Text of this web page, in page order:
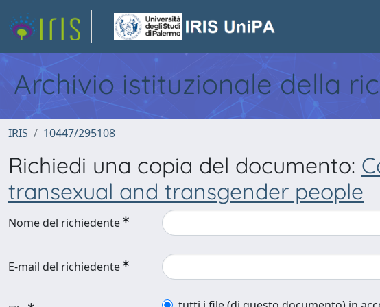
Archivio istituzionale della
IRIS 10447/295108
Richiedi una copia del documento:
transexual and transgender people
Nome del richiedente
E-mail del richiedente